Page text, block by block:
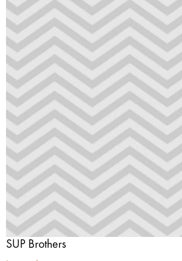
SUP Brothers